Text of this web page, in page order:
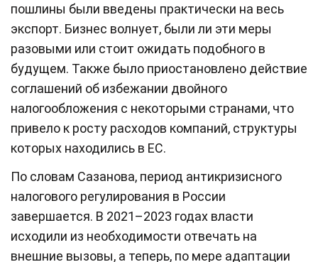
пошлины были введены практически на весь
экспорт. Бизнес волнует, были ли эти меры
разовыми или стоит ожидать подобного в
будущем. Также было приостановлено действие
соглашений об избежании двойного
налогообложения с некоторыми странами, что
привело к росту расходов компаний, структуры
которых находились в ЕС.
По словам Сазанова, период антикризисного
налогового регулирования в России
завершается. В 2021–2023 годах власти
исходили из необходимости отвечать на
внешние вызовы, а теперь, по мере адаптации